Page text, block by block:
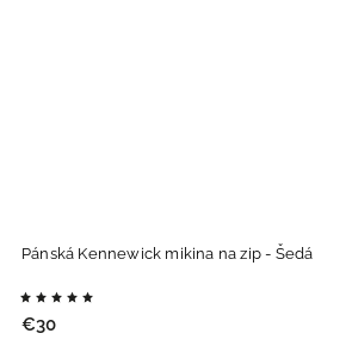
Pánská Kennewick mikina na zip - Šedá
€30